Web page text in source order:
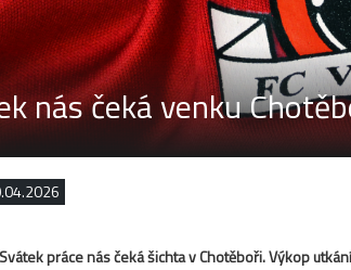
nás čeká venku
práce nás čeká šichta v Chotěboři. Výkop